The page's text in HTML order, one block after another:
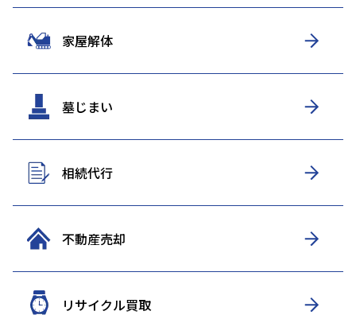
家屋解体
墓じまい
相続代行
不動産売却
リサイクル買取